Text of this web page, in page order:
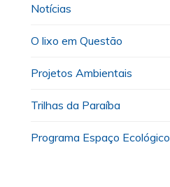
Notícias
O lixo em Questão
Projetos Ambientais
Trilhas da Paraíba
Programa Espaço Ecológico